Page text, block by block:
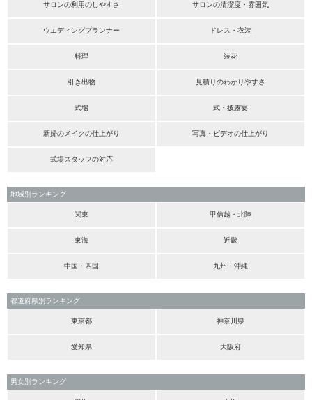
サロンの利用のしやすさ サロンの清潔度・雰囲気
ウエディングプランナー ドレス・衣装
料理 装花
引き出物 見積りのわかりやすさ
式場 式・披露宴
新婦のメイクの仕上がり 写真・ビデオの仕上がり
式場スタッフの対応
地域別ランキング
関東 甲信越・北陸
東海 近畿
中国・四国 九州・沖縄
都道府県別ランキング
東京都 神奈川県
愛知県 大阪府
男女別ランキング